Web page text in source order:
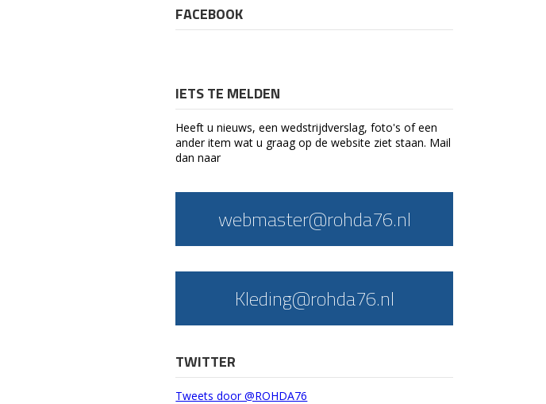
FACEBOOK
IETS TE MELDEN
Heeft u nieuws, een wedstrijdverslag, foto's of een
ander item wat u graag op de website ziet staan. Mail
dan naar
webmaster@rohda76.nl
Kleding@rohda76.nl
TWITTER
Tweets door @ROHDA76